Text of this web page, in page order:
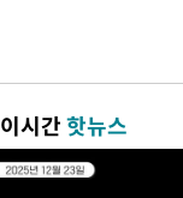
이시간핫뉴스